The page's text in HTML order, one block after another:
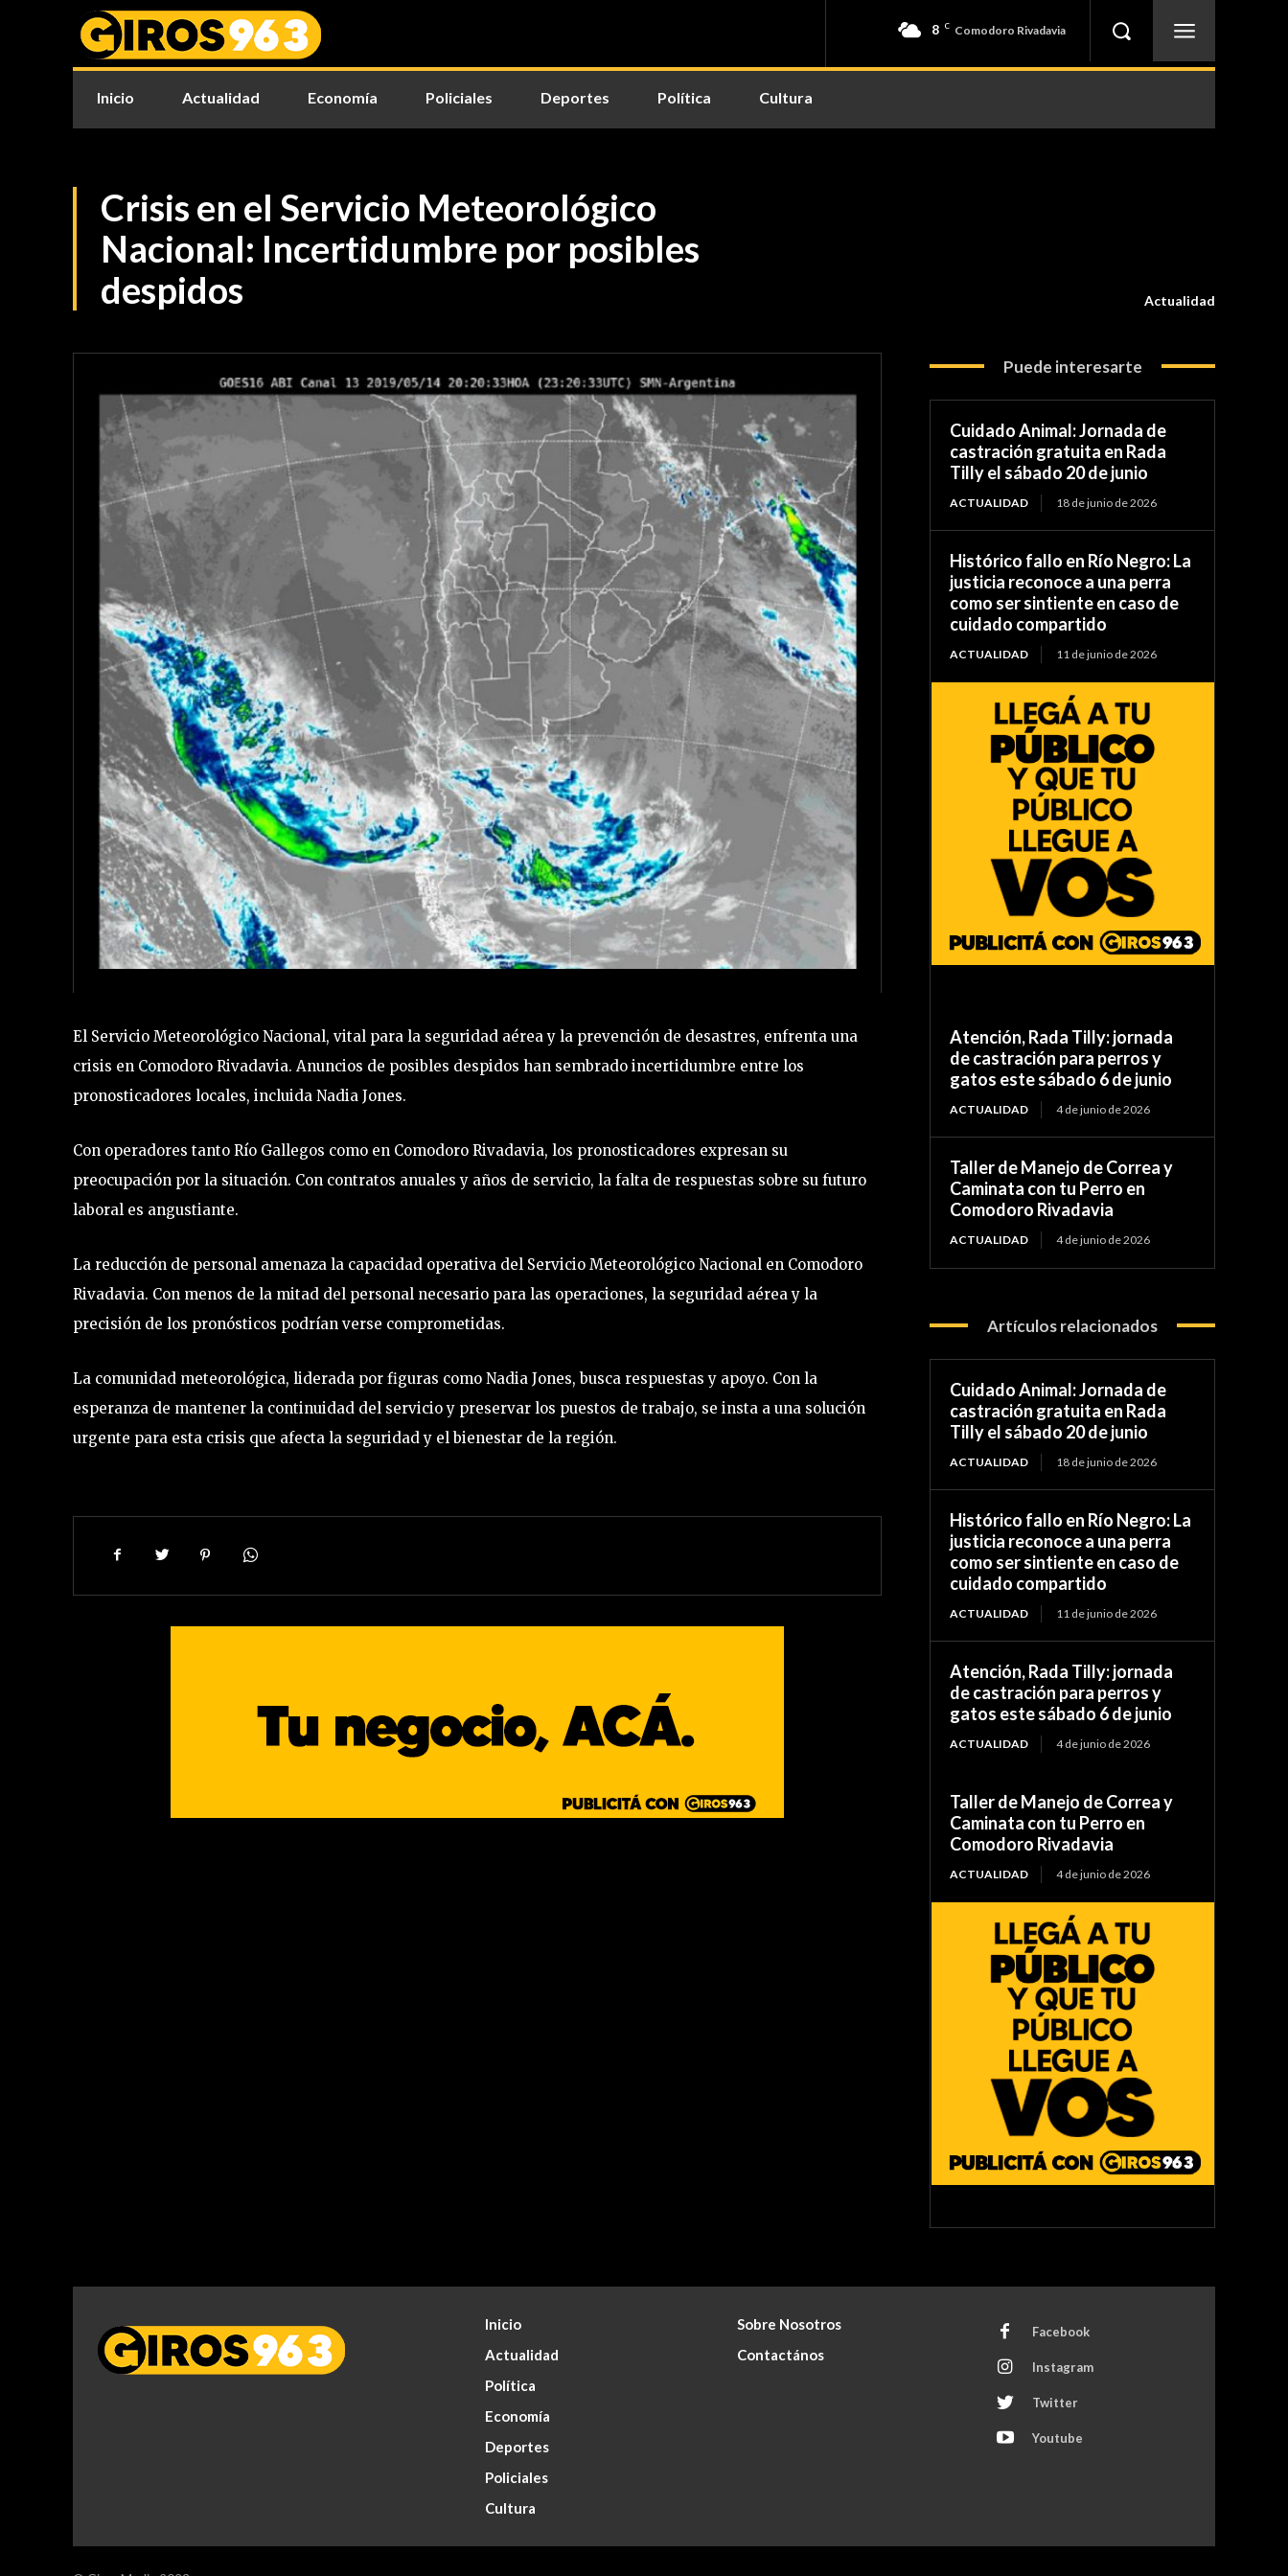
8 C Comodoro Rivadavia
Inicio Actualidad Economía Policiales Deportes Política Cultura
Crisis en el Servicio Meteorológico
Nacional: Incertidumbre por posibles
despidos
Actualidad
El Servicio Meteorológico Nacional, vital para la seguridad aérea y la prevención de desastres, enfrenta una
crisis en Comodoro Rivadavia. Anuncios de posibles despidos han sembrado incertidumbre entre los
pronosticadores locales, incluida Nadia Jones.
Con operadores tanto Río Gallegos como en Comodoro Rivadavia, los pronosticadores expresan su
preocupación por la situación. Con contratos anuales y años de servicio, la falta de respuestas sobre su futuro
laboral es angustiante.
La reducción de personal amenaza la capacidad operativa del Servicio Meteorológico Nacional en Comodoro
Rivadavia. Con menos de la mitad del personal necesario para las operaciones, la seguridad aérea y la
precisión de los pronósticos podrían verse comprometidas.
La comunidad meteorológica, liderada por figuras como Nadia Jones, busca respuestas y apoyo. Con la
esperanza de mantener la continuidad del servicio y preservar los puestos de trabajo, se insta a una solución
urgente para esta crisis que afecta la seguridad y el bienestar de la región.
Puede interesarte
Cuidado Animal: Jornada de
castración gratuita en Rada
Tilly el sábado 20 de junio
ACTUALIDAD 18 de junio de 2026
Histórico fallo en Río Negro: La
justicia reconoce a una perra
como ser sintiente en caso de
cuidado compartido
ACTUALIDAD 11 de junio de 2026
Atención, Rada Tilly: jornada
de castración para perros y
gatos este sábado 6 de junio
ACTUALIDAD 4 de junio de 2026
Taller de Manejo de Correa y
Caminata con tu Perro en
Comodoro Rivadavia
ACTUALIDAD 4 de junio de 2026
Artículos relacionados
Cuidado Animal: Jornada de
castración gratuita en Rada
Tilly el sábado 20 de junio
ACTUALIDAD 18 de junio de 2026
Histórico fallo en Río Negro: La
justicia reconoce a una perra
como ser sintiente en caso de
cuidado compartido
ACTUALIDAD 11 de junio de 2026
Atención, Rada Tilly: jornada
de castración para perros y
gatos este sábado 6 de junio
ACTUALIDAD 4 de junio de 2026
Taller de Manejo de Correa y
Caminata con tu Perro en
Comodoro Rivadavia
ACTUALIDAD 4 de junio de 2026
Inicio
Actualidad
Política
Economía
Deportes
Policiales
Cultura
Sobre Nosotros
Contactános
Facebook
Instagram
Twitter
Youtube